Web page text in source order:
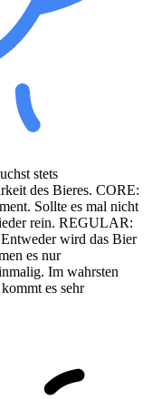
stets
des Bieres. CORE:
Sollte es mal nicht
rein. REGULAR:
wird das Bier
es nur
Im wahrsten
es sehr